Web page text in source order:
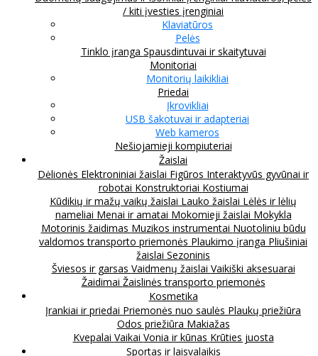
/ kiti įvesties įrenginiai
Klaviatūros
Pelės
Tinklo įranga Spausdintuvai ir skaitytuvai
Monitoriai
Monitorių laikikliai
Priedai
Įkrovikliai
USB šakotuvai ir adapteriai
Web kameros
Nešiojamieji kompiuteriai
Žaislai
Dėlionės Elektroniniai žaislai Figūros Interaktyvūs gyvūnai ir
robotai Konstruktoriai Kostiumai
Kūdikių ir mažų vaikų žaislai Lauko žaislai Lėlės ir lėlių
nameliai Menai ir amatai Mokomieji žaislai Mokykla
Motorinis žaidimas Muzikos instrumentai Nuotoliniu būdu
valdomos transporto priemonės Plaukimo įranga Pliušiniai
žaislai Sezoninis
Šviesos ir garsas Vaidmenų žaislai Vaikiški aksesuarai
Žaidimai Žaislinės transporto priemonės
Kosmetika
Įrankiai ir priedai Priemonės nuo saulės Plaukų priežiūra
Odos priežiūra Makiažas
Kvepalai Vaikai Vonia ir kūnas Krūties juosta
Sportas ir laisvalaikis